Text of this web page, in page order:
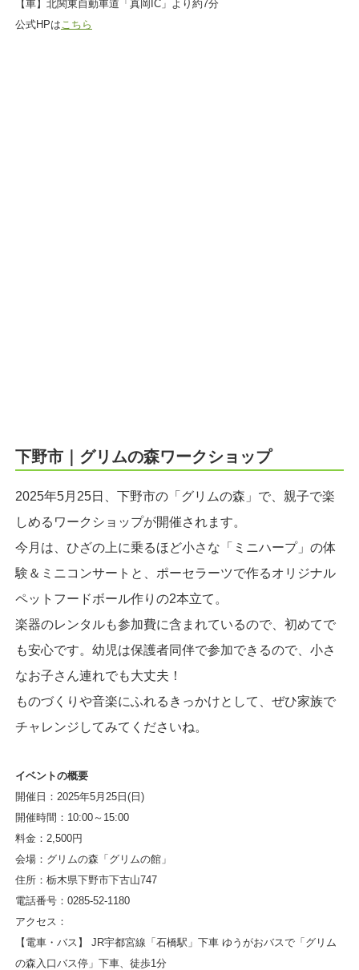
【車】北関東自動車道「真岡IC」より約7分
公式HPは こちら
下野市｜グリムの森ワークショップ
2025年5月25日、下野市の「グリムの森」で、親子で楽
しめるワークショップが開催されます。
今月は、ひざの上に乗るほど小さな「ミニハープ」の体
験＆ミニコンサートと、ポーセラーツで作るオリジナル
ペットフードボール作りの2本立て。
楽器のレンタルも参加費に含まれているので、初めてで
も安心です。幼児は保護者同伴で参加できるので、小さ
なお子さん連れでも大丈夫！
ものづくりや音楽にふれるきっかけとして、ぜひ家族で
チャレンジしてみてくださいね。
イベントの概要
開催日：2025年5月25日(日)
開催時間：10:00～15:00
料金：2,500円
会場：グリムの森「グリムの館」
住所：栃木県下野市下古山747
電話番号：0285-52-1180
アクセス：
【電車・バス】 JR宇都宮線「石橋駅」下車 ゆうがおバスで「グリム
の森入口バス停」下車、徒歩1分